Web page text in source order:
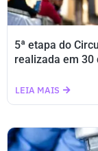
5ª etapa do
realizada em 30
LEIA MAIS